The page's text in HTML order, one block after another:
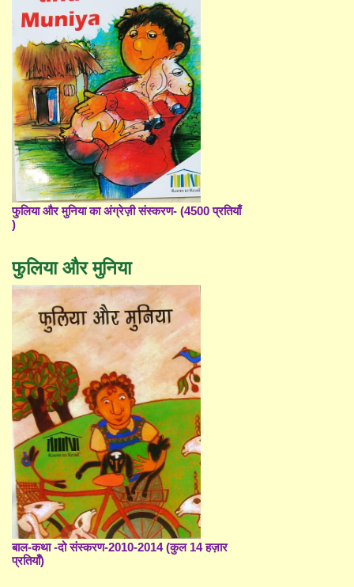
फुलिया और मुनिया का अंग्रेज़ी संस्करण- (4500 प्रतियाँ
)
फुलिया और मुनिया
बाल-कथा -दो संस्करण-2010-2014 (कुल 14 हज़ार
प्रतियाँ)